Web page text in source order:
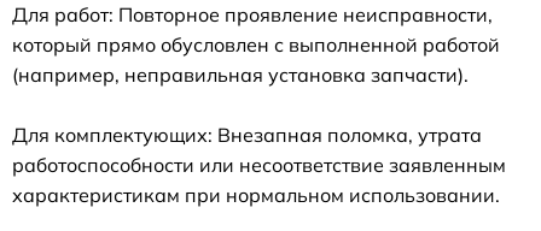
Для работ: Повторное проявление неисправности,
который прямо обусловлен с выполненной работой
(например, неправильная установка запчасти).
Для комплектующих: Внезапная поломка, утрата
работоспособности или несоответствие заявленным
характеристикам при нормальном использовании.